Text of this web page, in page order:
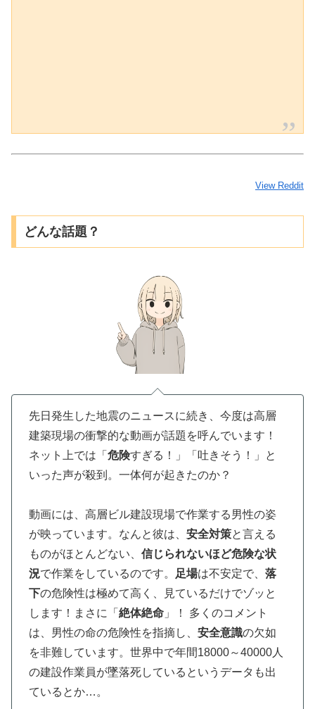
View Reddit
どんな話題？
先日発生した地震のニュースに続き、今度は高層
建築現場の衝撃的な動画が話題を呼んでいます！
ネット上では「 危険すぎる！」「吐きそう！」と
いった声が殺到。一体何が起きたのか？
動画には、高層ビル建設現場で作業する男性の姿
が映っています。なんと彼は、 安全対策と言える
ものがほとんどない、 信じられないほど危険な状
況で作業をしているのです。 足場は不安定で、 落
下の危険性は極めて高く、見ているだけでゾッと
します！まさに「 絶体絶命 」！ 多くのコメント
は、男性の命の危険性を指摘し、 安全意識の欠如
を非難しています。世界中で年間18000～40000人
の建設作業員が墜落死しているというデータも出
ているとか…。